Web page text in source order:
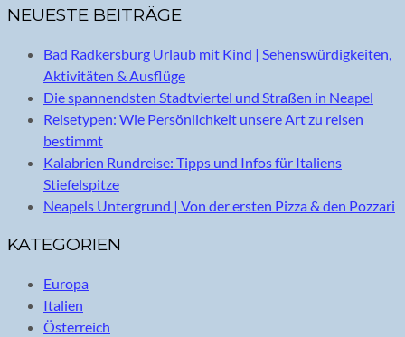
NEUESTE BEITRÄGE
Bad Radkersburg Urlaub mit Kind | Sehenswürdigkeiten,
Aktivitäten & Ausflüge
Die spannendsten Stadtviertel und Straßen in Neapel
Reisetypen: Wie Persönlichkeit unsere Art zu reisen
bestimmt
Kalabrien Rundreise: Tipps und Infos für Italiens
Stiefelspitze
Neapels Untergrund | Von der ersten Pizza & den Pozzari
KATEGORIEN
Europa
Italien
Österreich